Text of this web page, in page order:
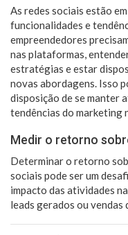
As redes sociais estão
funcionalidades e
empreendedores
nas plataformas,
estratégias e estar
novas abordagens. Isso
disposição de se manter
tendências do marketing
Medir o retorno
Determinar o retorno
sociais pode ser um
impacto das atividades
leads gerados ou